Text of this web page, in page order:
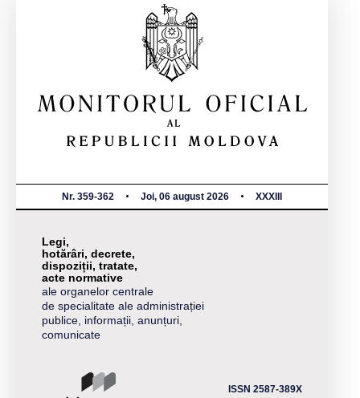
Nr. 359-362 Joi, 06 august 2026 XXXIII
Legi,
hotărâri, decrete,
dispoziții, tratate,
acte normative
ale organelor centrale
de specialitate ale administrației
publice, informații, anunțuri,
comunicate
ISSN 2587-389X